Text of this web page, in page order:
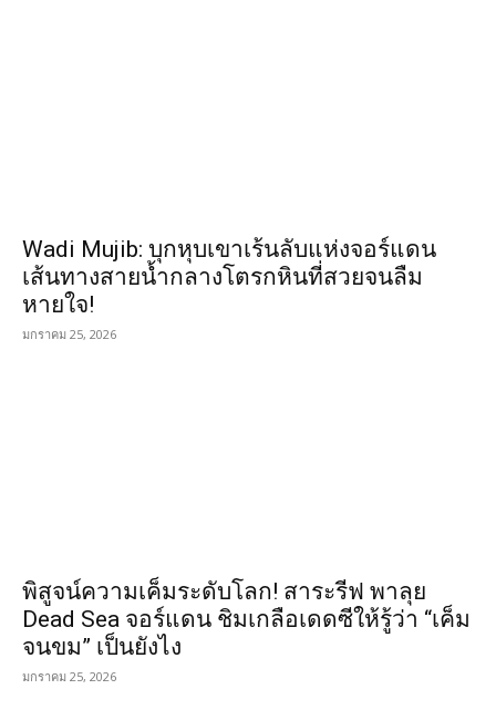
Wadi Mujib: บุกหุบเขาเร้นลับแห่งจอร์แดน
เส้นทางสายน้ำกลางโตรกหินที่สวยจนลืม
หายใจ!
มกราคม 25, 2026
พิสูจน์ความเค็มระดับโลก! สาระรีฟ พาลุย
Dead Sea จอร์แดน ชิมเกลือเดดซีให้รู้ว่า “เค็ม
จนขม” เป็นยังไง
มกราคม 25, 2026